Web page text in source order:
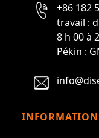
+86 182
travail :
8 h 00 à
Pékin :
INFORMATION